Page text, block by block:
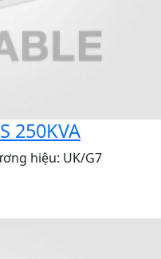
250KVA
hiệu: UK/G7